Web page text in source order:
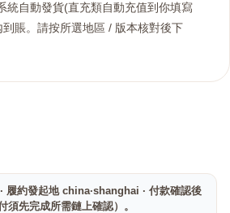
統自動發貨(直充類自動充值到你填寫
賬。請按所選地區 / 版本核對後下
履約發起地 china·shanghai · 付款確認後
須先完成所需鏈上確認）。